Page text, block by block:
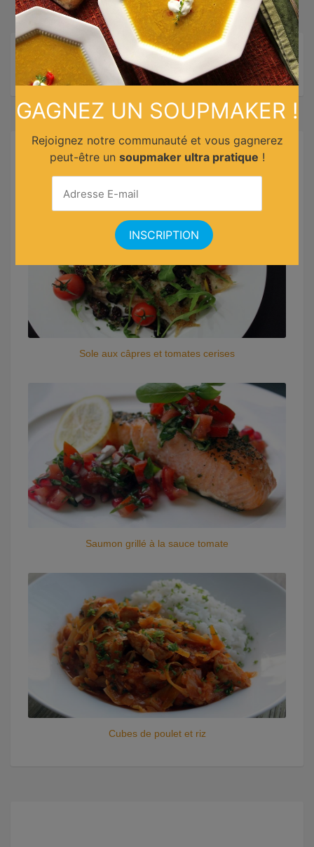
Recettes similaires
Sole aux câpres et tomates cerises
Saumon grillé à la sauce tomate
Cubes de poulet et riz
GAGNEZ UN SOUPMAKER !
Rejoignez notre communauté et vous gagnerez
peut-être un soupmaker ultra pratique !